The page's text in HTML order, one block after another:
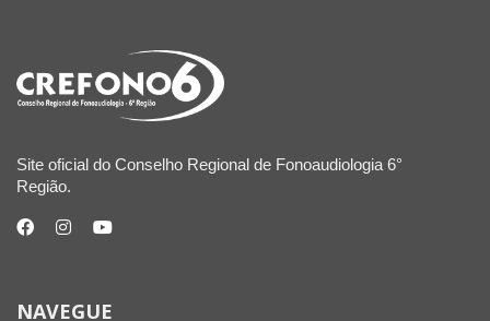
Site oficial do Conselho Regional de Fonoaudiologia 6°
Região.
NAVEGUE